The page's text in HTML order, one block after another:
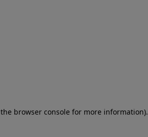
browser console for more information).